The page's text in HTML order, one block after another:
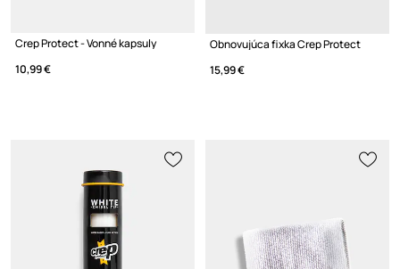
Crep Protect - Vonné kapsuly
10,99 €
Obnovujúca fixka Crep Protect
15,99 €